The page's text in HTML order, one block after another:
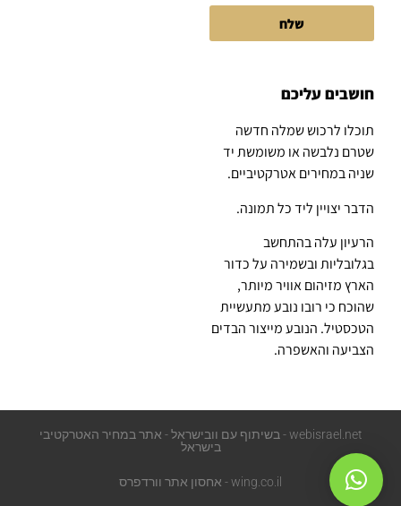
שלח
חושבים עליכם
תוכלו לרכוש שמלה חדשה
שטרם נלבשה או משומשת יד
שניה במחירים אטרקטיביים.
הדבר יצויין ליד כל תמונה.
הרעיון עלה בהתחשב
בגלובליות ובשמירה על כדור
הארץ מזיהום אוויר מיותר,
שהוכח כי רובו נובע מתעשיית
הטכסטיל. הנובע מייצור הבדים
הצביעה והאשפרה.
webisrael.net - בשיתוף עם וובישראל - אתר במחיר האטרקטיבי
בישראל
wing.co.il - אחסון אתר וורדפרס